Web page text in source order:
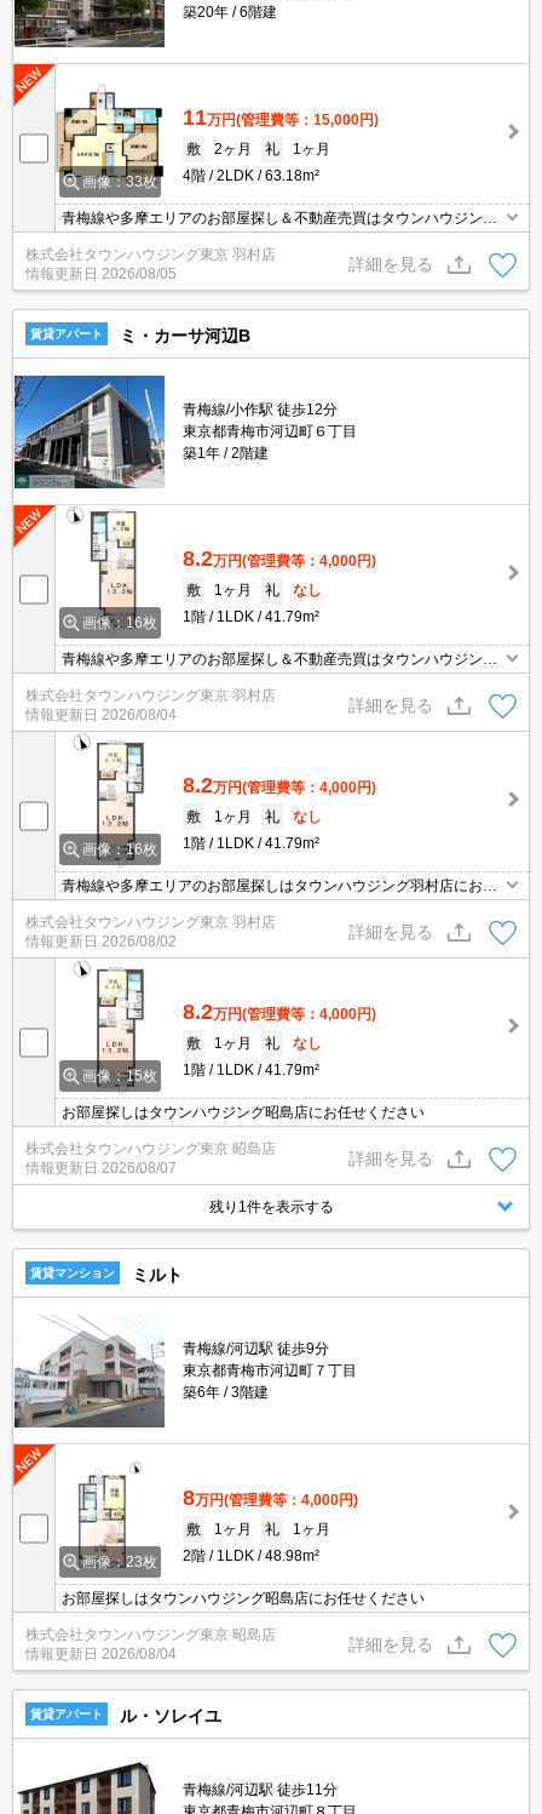
築20年
6階建
画像：33枚
11万円(管理費等：15,000円)
敷
2ヶ月 礼
1ヶ月
4階
2LDK 63.18m²
青梅線や多摩エリアのお部屋探し＆不動産売買はタウンハウジング
羽村店にお任せを！ご来店時無料駐車場ご用意あります！
株式会社タウンハウジング東京 羽村店
情報更新日 2026/08/05
詳細を見る
賃貸アパート ミ・カーサ河辺B
青梅線/小作駅 徒歩12分
東京都青梅市河辺町６丁目
築1年
2階建
画像：16枚
8.2万円(管理費等：4,000円)
敷
1ヶ月 礼
なし
1階
1LDK 41.79m²
青梅線や多摩エリアのお部屋探し＆不動産売買はタウンハウジング
羽村店にお任せを！ご来店時無料駐車場ご用意あります！
株式会社タウンハウジング東京 羽村店
情報更新日 2026/08/04
詳細を見る
画像：16枚
8.2万円(管理費等：4,000円)
敷
1ヶ月 礼
なし
1階
1LDK 41.79m²
青梅線や多摩エリアのお部屋探しはタウンハウジング羽村店にお任
せを！ご来店時無料駐車場ご用意あります！
株式会社タウンハウジング東京 羽村店
情報更新日 2026/08/02
詳細を見る
画像：15枚
8.2万円(管理費等：4,000円)
敷
1ヶ月 礼
なし
1階
1LDK 41.79m²
お部屋探しはタウンハウジング昭島店にお任せください
株式会社タウンハウジング東京 昭島店
情報更新日 2026/08/07
詳細を見る
残り1件を表示する
賃貸マンション ミルト
青梅線/河辺駅 徒歩9分
東京都青梅市河辺町７丁目
築6年
3階建
画像：23枚
8万円(管理費等：4,000円)
敷
1ヶ月 礼
1ヶ月
2階
1LDK 48.98m²
お部屋探しはタウンハウジング昭島店にお任せください
株式会社タウンハウジング東京 昭島店
情報更新日 2026/08/04
詳細を見る
賃貸アパート ル・ソレイユ
青梅線/河辺駅 徒歩11分